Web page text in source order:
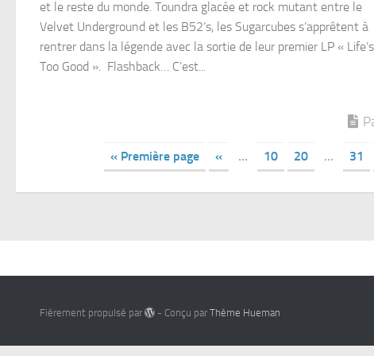
et le reste du monde. Toundra glacée et rock mutant entre le
Velvet Underground et les B52’s, les Sugarcubes s’apprêtent à
rentrer dans la légende avec la sortie de leur premier LP « Life’s
Too Good ». Flashback… C’est...
« Première page « … 10 20 … 31
Fièrement propulsé par - Conçu parThème Hueman